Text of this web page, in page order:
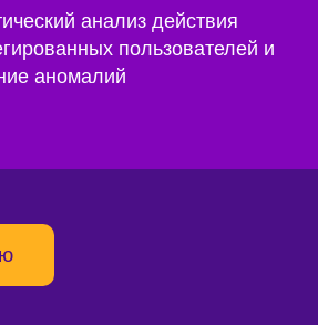
анализ действия
пользователей и
аномалий